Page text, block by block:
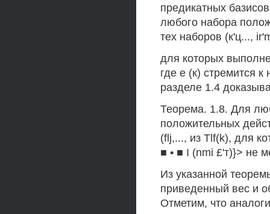
предикатных
любого набора
тех наборов (к'ц...,
для которых
где е (к) стремится
разделе 1.4
Теорема. 1.8. Для
положительных
(flj,..., из Tlf(k), для
■ • ■ I (nmi £'т)}> не
Из указанной
приведенный вес и
Отметим, что